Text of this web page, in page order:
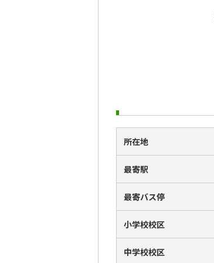
所在地
最寄駅
最寄バス停
小学校校区
中学校校区